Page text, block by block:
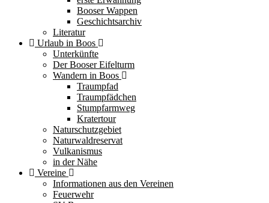
Booser Wappen
Geschichtsarchiv
Literatur
Urlaub in Boos
Unterkünfte
Der Booser Eifelturm
Wandern in Boos
Traumpfad
Traumpfädchen
Stumpfarmweg
Kratertour
Naturschutzgebiet
Naturwaldreservat
Vulkanismus
in der Nähe
Vereine
Informationen aus den Vereinen
Feuerwehr